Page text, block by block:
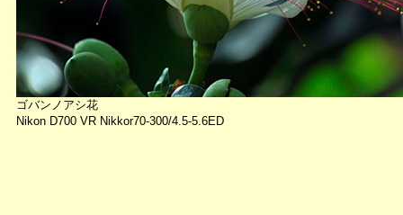
ゴバンノアシ花
Nikon D700 VR Nikkor70-300/4.5-5.6ED